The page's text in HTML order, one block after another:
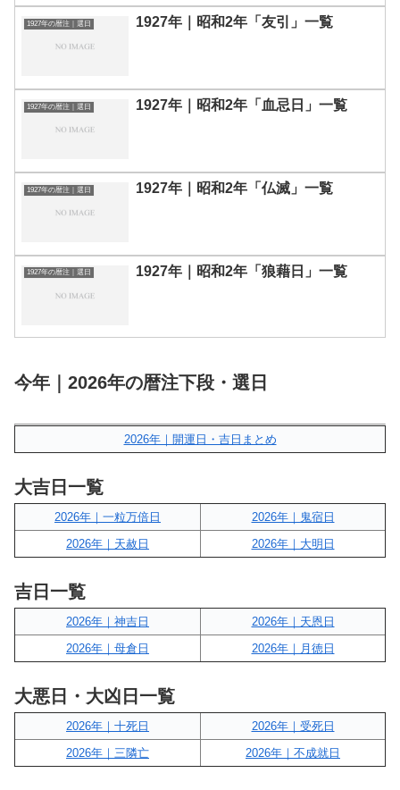
1927年の暦注｜選日 1927年｜昭和2年「友引」一覧
1927年の暦注｜選日 1927年｜昭和2年「血忌日」一覧
1927年の暦注｜選日 1927年｜昭和2年「仏滅」一覧
1927年の暦注｜選日 1927年｜昭和2年「狼藉日」一覧
今年｜2026年の暦注下段・選日
2026年｜開運日・吉日まとめ
大吉日一覧
2026年｜一粒万倍日
2026年｜鬼宿日
2026年｜天赦日
2026年｜大明日
吉日一覧
2026年｜神吉日
2026年｜天恩日
2026年｜母倉日
2026年｜月徳日
大悪日・大凶日一覧
2026年｜十死日
2026年｜受死日
2026年｜三隣亡
2026年｜不成就日